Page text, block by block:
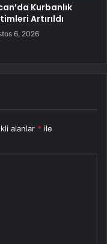
Kurbanlık
Artırıldı
6, 2026
alanlar * ile